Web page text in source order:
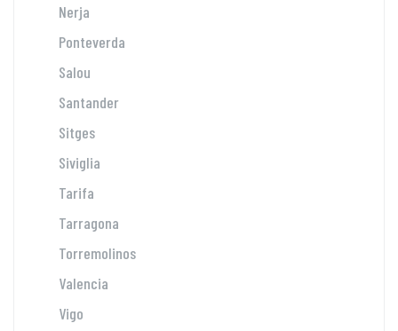
Nerja
Ponteverda
Salou
Santander
Sitges
Siviglia
Tarifa
Tarragona
Torremolinos
Valencia
Vigo